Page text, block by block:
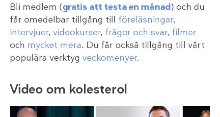
Bli medlem (gratis att testa en månad) och du
får omedelbar tillgång till föreläsningar,
intervjuer, videokurser, frågor och svar, filmer
och mycket mera. Du får också tillgång till vårt
populära verktyg veckomenyer.
Video om kolesterol